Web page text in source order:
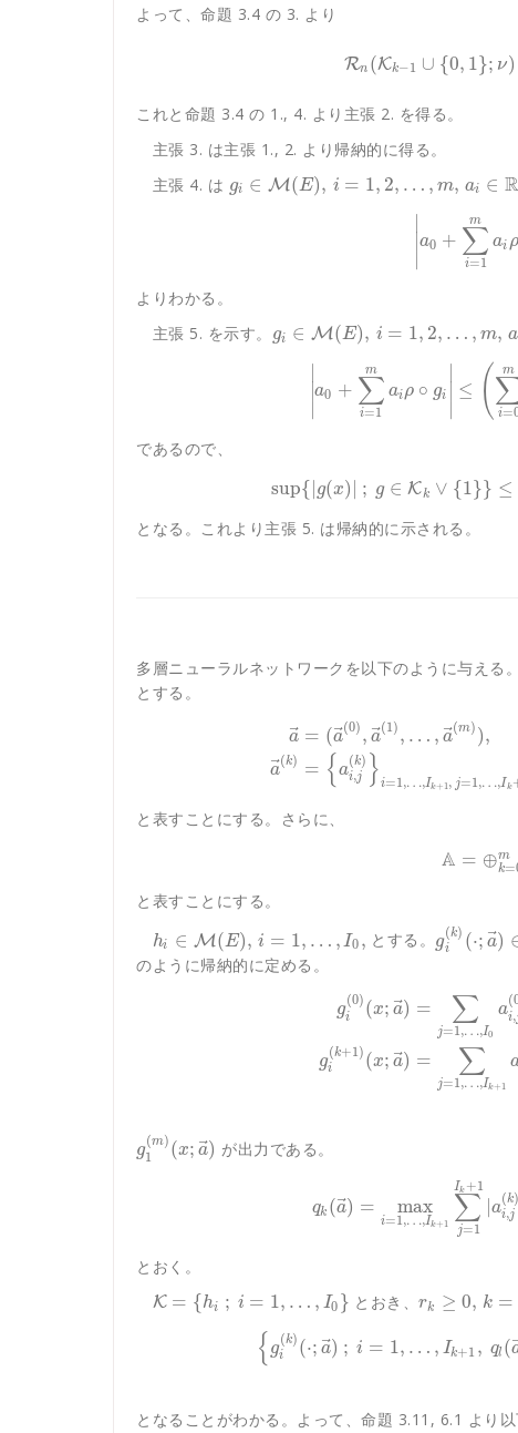
よって、命題 3.4 の 3. より
Rn (Kk−1 ∪ {0, 1}; ν)
これと命題 3.4 の 1., 4. より主張 2. を得る。
主張 3. は主張 1., 2. より帰納的に得る。
主張 4. は gi ∈ M(E), i = 1, 2, … , m, ai ∈ R
∣
∣a0 + ∑
i=1
m
ai ρ
よりわかる。
主張 5. を示す。
gi ∈ M(E), i = 1, 2, … , m, a
∣a0 + ∑
i=1
m
aiρ ∘ gi ∣ ≤ ( i=
m
であるので、
sup{ g(x) ; g ∈ Kk ∨ {1}} ≤
となる。これより主張 5. は帰納的に示される。
多層ニューラルネットワークを以下のように与える。
とする。
a
a⃗(k)
= (a⃗(0) , a⃗(1) , … , a⃗(m) ),
= {a
(k)
i,j }i=1,…,Ik+ 1, j=1,…,Ik
と表すことにする。さらに、
A = ⊕m
k=
と表すことにする。
hi ∈ M(E), i = 1, … , I0 , とする。 g
(k)
i (⋅; a⃗)
のように帰納的に定める。
g
(0)
i (x; a⃗)
g
(k+1)
i (x; a⃗)
= ∑
j=1,…,I0
a
(
i,
= ∑
j=1,…,Ik+ 1
g
(m)
1
(x; a⃗) が出力である。
qk (a⃗) = max
i=1,…,Ik+ 1 ∑
j=1
Ik +1
|a
(k)
i,j
とおく。
K = {hi ; i = 1, … , I0 } とおき、rk ≥ 0, k =
{ g
(k)
i (⋅; a⃗) ; i = 1, … , Ik+1 , ql (
となることがわかる。よって、命題 3.11, 6.1 より以